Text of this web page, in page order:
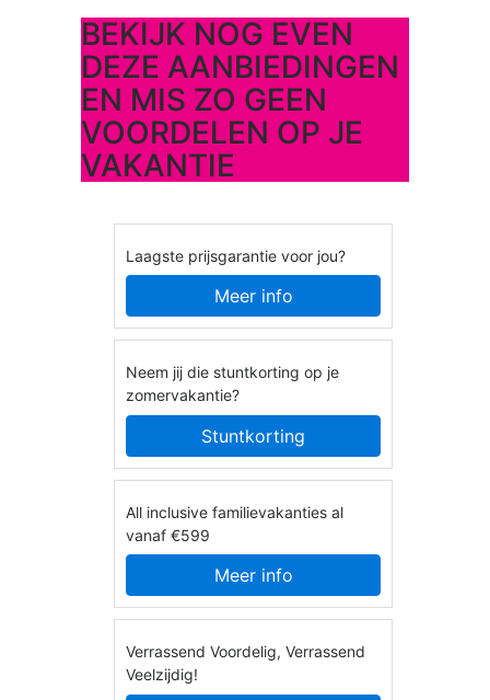
BEKIJK NOG EVEN
DEZE AANBIEDINGEN
EN MIS ZO GEEN
VOORDELEN OP JE
VAKANTIE
Laagste prijsgarantie voor jou?
Meer info
Neem jij die stuntkorting op je
zomervakantie?
Stuntkorting
All inclusive familievakanties al
vanaf €599
Meer info
Verrassend Voordelig, Verrassend
Veelzijdig!